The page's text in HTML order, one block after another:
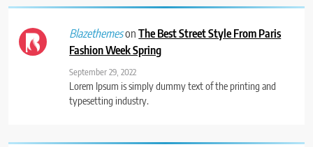
BlazethemesonThe Best Street Style From Paris
Fashion Week Spring
September 29, 2022
Lorem Ipsum is simply dummy text of the printing and
typesetting industry.